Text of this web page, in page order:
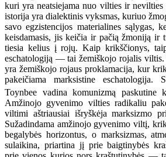
kuri yra neatsiejama nuo vilties ir nevilties
istorija yra dialektinis vyksmas, kuriuo
savo egzistencijos materialines sąlygas,
keisdamasis, jis keičia ir pačią žmoniją ir
tiesia kelius į rojų. Kaip krikščionys,
eschatologiją — tai žemiškojo rojalis
yra žemiškojo rojaus proklamacija, kur
pakeičiama marksistine
Toynbee vadina komunizmą paskutine
Amžinojo gyvenimo vilties radikaliu
viltimi aštriausiai išryškėja marksizmo
Sužadindama amžinojo gyvenimo viltį,
begalybės horizontus, o marksizmas,
sulaikina, priartina jį prie baigtinybės